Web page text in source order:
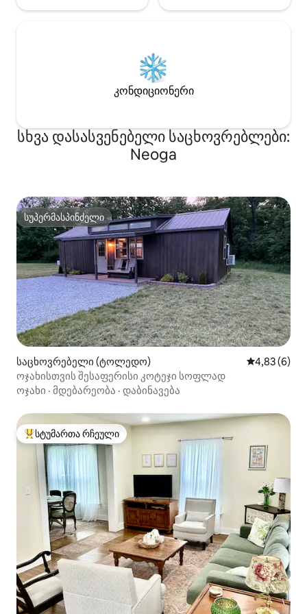
კონდიციონერი
სხვა დასასვენებელი საცხოვრებლები:
Neoga
სუპერმასპინძელი
სუპერმასპინძელი
საცხოვრებელი (ტოლედო) საშუალო
4,83 (6)
ოჯახისთვის შესაფერისი კოტეჯი სოფლად
ოჯახი · მდებარეობა · დაბინავება
სტუმართა რჩეული მოწინავე ვარიანტი
სტუმართა რჩეული